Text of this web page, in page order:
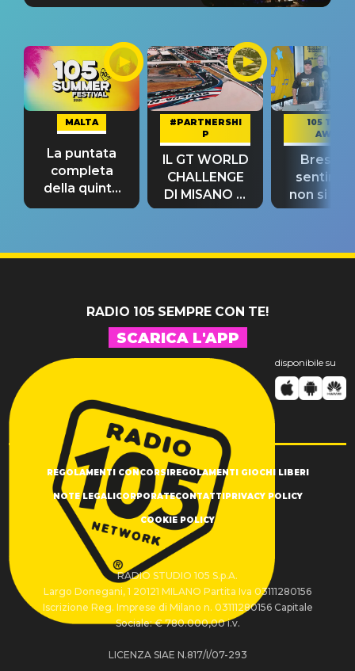
MALTA
La puntata
completa
della quinta
tappa
#PARTNERSHI
P
IL GT WORLD
CHALLENGE
DI MISANO si
riconferma
105 TAKE
AWAY
Bresh:
non si
fino alla
RADIO 105 SEMPRE CON TE!
SCARICA L'APP
disponibile su
REGOLAMENTI CONCORSI REGOLAMENTI GIOCHI LIBERI
NOTE LEGALI CORPORATECONTATTI PRIVACY POLICY
COOKIE POLICY
RADIO STUDIO 105 S.p.A.
Largo Donegani, 1 20121 MILANO Partita Iva 03111280156
Iscrizione Reg. Imprese di Milano n. 03111280156 Capitale
Sociale: € 780.000,00 i.v.
LICENZA SIAE N.817/I/07-293